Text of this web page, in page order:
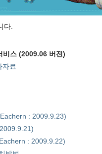
다.
비스 (2009.06 버전)
자료
: 2009.9.23)
: 2009.9.22)